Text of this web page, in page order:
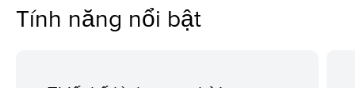
Tính năng nổi bật